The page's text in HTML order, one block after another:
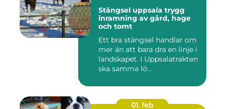
Stängsel uppsala trygg
inramning av gård, hage
och tomt
Ett bra stängsel handlar om
mer än att bara dra en linje i
landskapet. I Uppsalatrakten
ska samma lö...
01. feb